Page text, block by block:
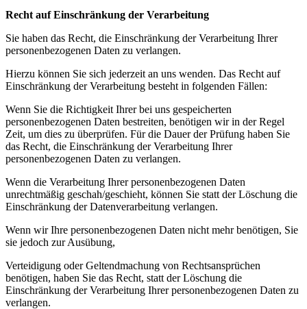
Recht auf Einschränkung der Verarbeitung
Sie haben das Recht, die Einschränkung der Verarbeitung Ihrer
personenbezogenen Daten zu verlangen.
Hierzu können Sie sich jederzeit an uns wenden. Das Recht auf
Einschränkung der Verarbeitung besteht in folgenden Fällen:
Wenn Sie die Richtigkeit Ihrer bei uns gespeicherten
personenbezogenen Daten bestreiten, benötigen wir in der Regel
Zeit, um dies zu überprüfen. Für die Dauer der Prüfung haben Sie
das Recht, die Einschränkung der Verarbeitung Ihrer
personenbezogenen Daten zu verlangen.
Wenn die Verarbeitung Ihrer personenbezogenen Daten
unrechtmäßig geschah/geschieht, können Sie statt der Löschung die
Einschränkung der Datenverarbeitung verlangen.
Wenn wir Ihre personenbezogenen Daten nicht mehr benötigen, Sie
sie jedoch zur Ausübung,
Verteidigung oder Geltendmachung von Rechtsansprüchen
benötigen, haben Sie das Recht, statt der Löschung die
Einschränkung der Verarbeitung Ihrer personenbezogenen Daten zu
verlangen.